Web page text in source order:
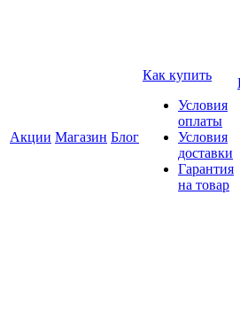
Акции Магазин Блог
Как купить
Условия
оплаты
Условия
доставки
Гарантия
на товар